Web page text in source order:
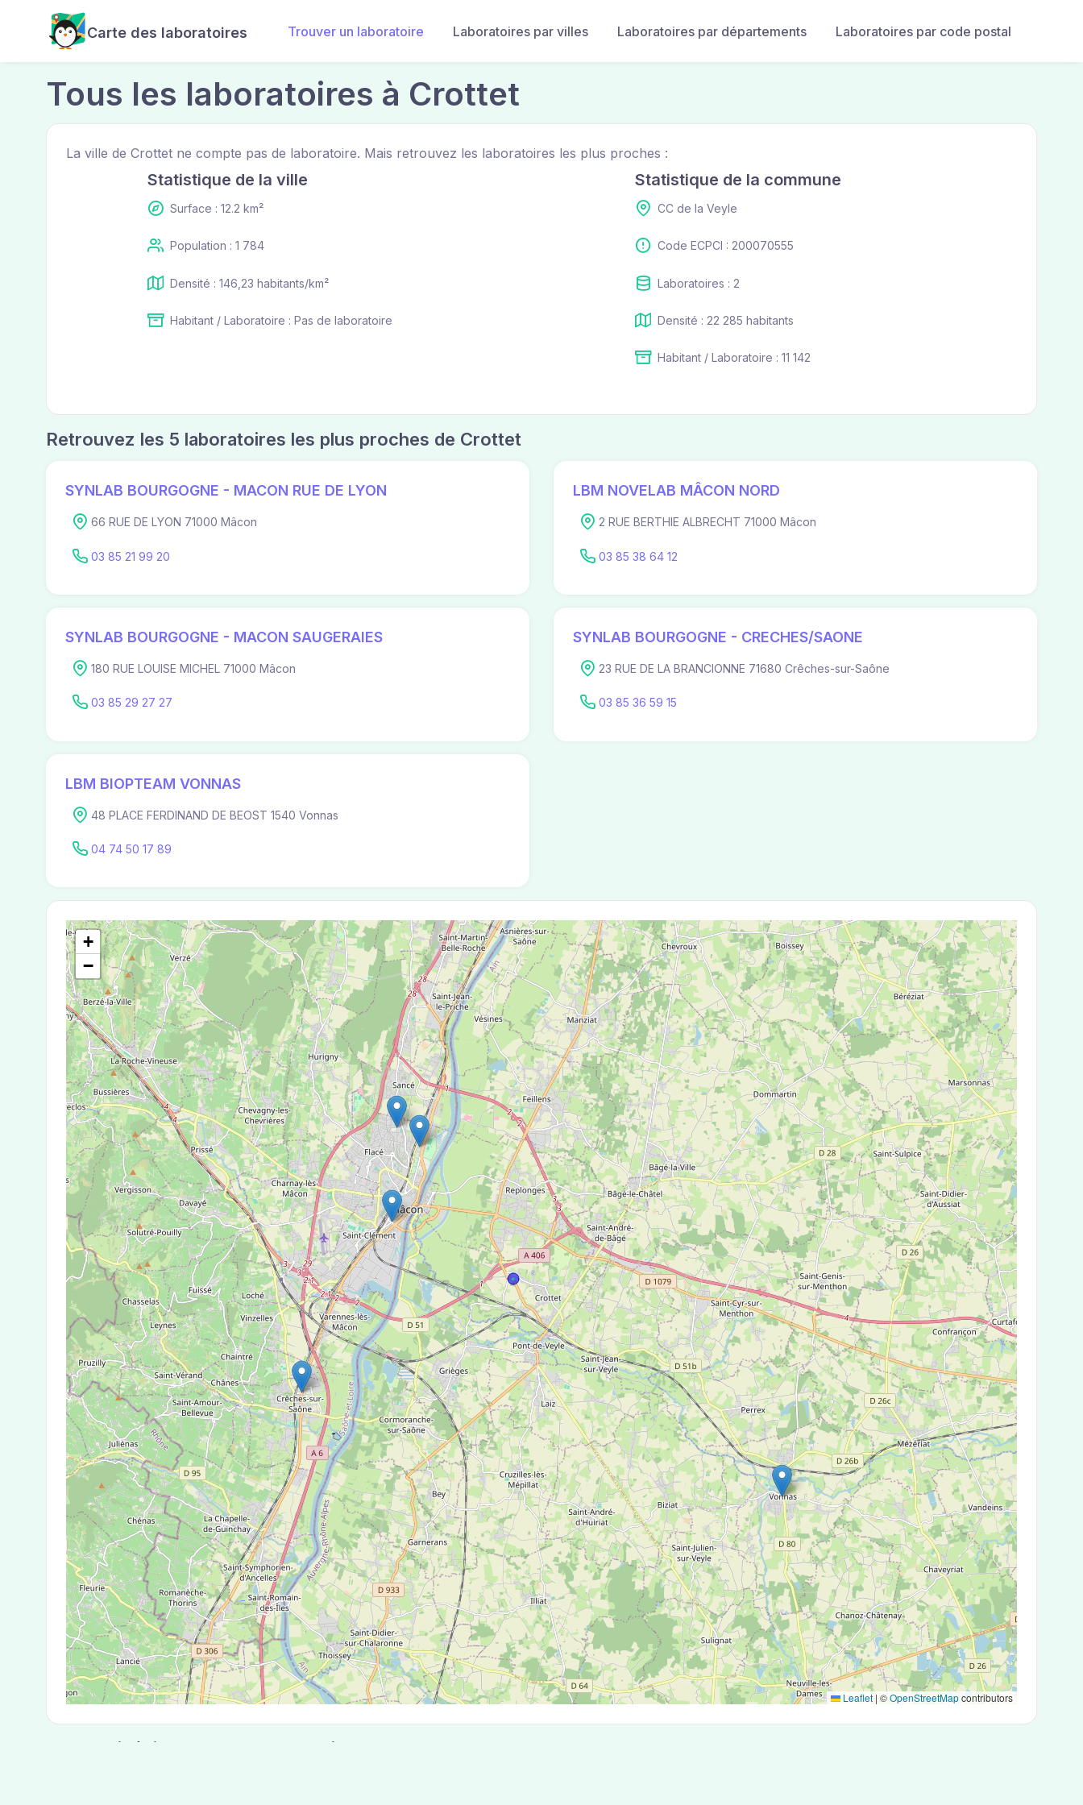
Carte des laboratoires Trouver un laboratoire Laboratoires par villes Laboratoires par départements Laboratoires par code postal
Tous les laboratoires à Crottet
La ville de Crottet ne compte pas de laboratoire. Mais retrouvez les laboratoires les plus proches :
Statistique de la ville
Surface : 12.2 km²
Population : 1 784
Densité : 146,23 habitants/km²
Habitant / Laboratoire : Pas de laboratoire
Statistique de la commune
CC de la Veyle
Code ECPCI : 200070555
Laboratoires : 2
Densité : 22 285 habitants
Habitant / Laboratoire : 11 142
Retrouvez les 5 laboratoires les plus proches de Crottet
SYNLAB BOURGOGNE - MACON RUE DE LYON
66 RUE DE LYON 71000 Mâcon
03 85 21 99 20
LBM NOVELAB MÂCON NORD
2 RUE BERTHIE ALBRECHT 71000 Mâcon
03 85 38 64 12
SYNLAB BOURGOGNE - MACON SAUGERAIES
180 RUE LOUISE MICHEL 71000 Mâcon
03 85 29 27 27
SYNLAB BOURGOGNE - CRECHES/SAONE
23 RUE DE LA BRANCIONNE 71680 Crêches-sur-Saône
03 85 36 59 15
LBM BIOPTEAM VONNAS
48 PLACE FERDINAND DE BEOST 1540 Vonnas
04 74 50 17 89
+
−
Leaflet | ©OpenStreetMapcontributors
Test Antigénique et PCR dans la ville de Crottet